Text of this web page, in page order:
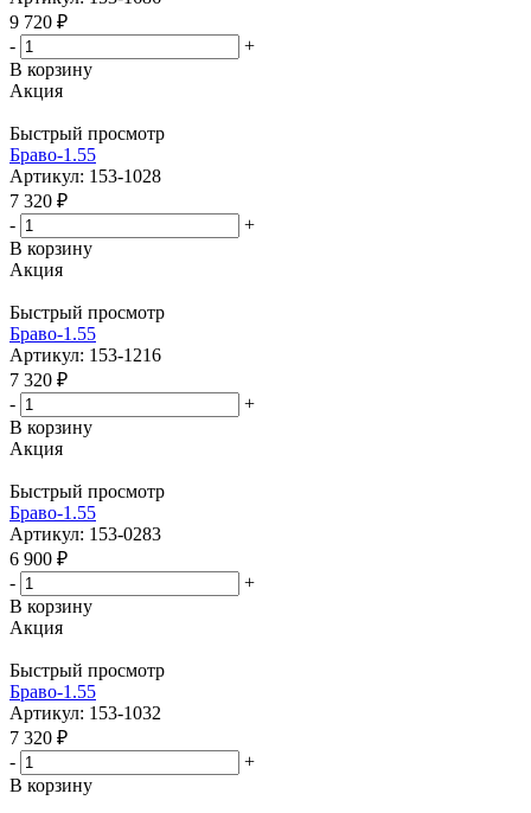
9 720 ₽
-
+
В корзину
Акция
Быстрый просмотр
Браво-1.55
Артикул: 153-1028
7 320 ₽
-
+
В корзину
Акция
Быстрый просмотр
Браво-1.55
Артикул: 153-1216
7 320 ₽
-
+
В корзину
Акция
Быстрый просмотр
Браво-1.55
Артикул: 153-0283
6 900 ₽
-
+
В корзину
Акция
Быстрый просмотр
Браво-1.55
Артикул: 153-1032
7 320 ₽
-
+
В корзину